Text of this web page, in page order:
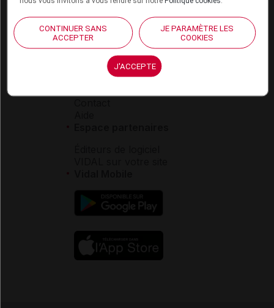
Carrières
Charte éthique et
déontologique
Service client
CONTINUER SANS
ACCEPTER
JE PARAMÈTRE LES
COOKIES
J'ACCEPTE